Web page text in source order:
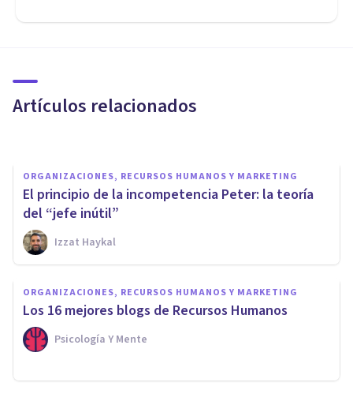
Artículos relacionados
​Psicología del trabajo y las
con futuro
ORGANIZACIONES, RECURSOS HUMANOS Y MARKETING
El principio de la incompetencia Peter: la teoría
del “jefe inútil”
Izzat Haykal
ORGANIZACIONES, RECURSOS HUMANOS Y MARKETING
Los 16 mejores blogs de Recursos Humanos
Psicología Y Mente
ORGANIZACIONES, RECURSOS HUMANOS Y MARKETING
Capital humano: ¿qué es, qué
beneficios aporta y cómo se
mide?